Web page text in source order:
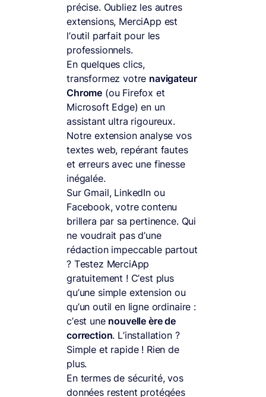
précise. Oubliez les autres
extensions, MerciApp est
l’outil parfait pour les
professionnels.
En quelques clics,
transformez votre navigateur
Chrome (ou Firefox et
Microsoft Edge) en un
assistant ultra rigoureux.
Notre extension analyse vos
textes web, repérant fautes
et erreurs avec une finesse
inégalée.
Sur Gmail, LinkedIn ou
Facebook, votre contenu
brillera par sa pertinence. Qui
ne voudrait pas d’une
rédaction impeccable partout
? Testez MerciApp
gratuitement ! C’est plus
qu’une simple extension ou
qu’un outil en ligne ordinaire :
c’est une nouvelle ère de
correction. L’installation ?
Simple et rapide ! Rien de
plus.
En termes de sécurité, vos
données restent protégées